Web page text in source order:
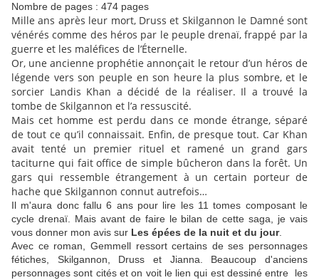
Nombre de pages : 474 pages
Mille ans après leur mort, Druss et Skilgannon le Damné sont
vénérés comme des héros par le peuple drenaï, frappé par la
guerre et les maléfices de l’Éternelle.
Or, une ancienne prophétie annonçait le retour d’un héros de
légende vers son peuple en son heure la plus sombre, et le
sorcier Landis Khan a décidé de la réaliser. Il a trouvé la
tombe de Skilgannon et l’a ressuscité.
Mais cet homme est perdu dans ce monde étrange, séparé
de tout ce qu’il connaissait. Enfin, de presque tout. Car Khan
avait tenté un premier rituel et ramené un grand gars
taciturne qui fait office de simple bûcheron dans la forêt. Un
gars qui ressemble étrangement à un certain porteur de
hache que Skilgannon connut autrefois…
Il m'aura donc fallu 6 ans pour lire les 11 tomes composant le
cycle drenaï. Mais avant de faire le bilan de cette saga, je vais
vous donner mon avis sur Les épées de la nuit et du jour.
Avec ce roman, Gemmell ressort certains de ses personnages
fétiches, Skilgannon, Druss et Jianna. Beaucoup d'anciens
personnages sont cités et on voit le lien qui est dessiné entre les